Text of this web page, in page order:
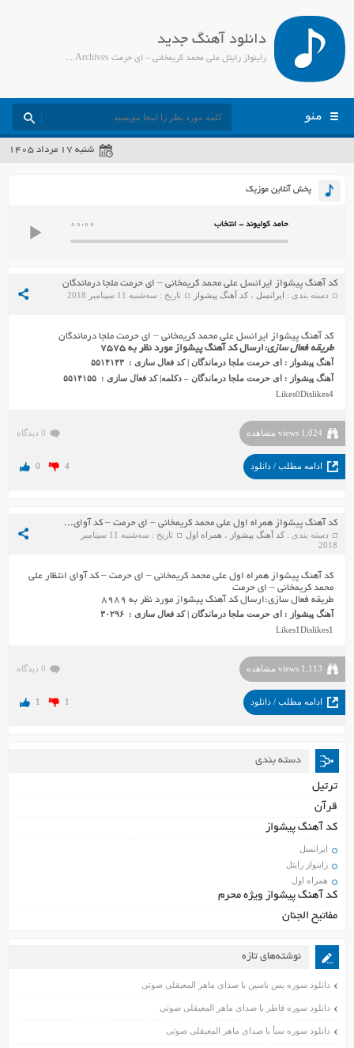
دانلود آهنگ جدید
راینواز رایتل علی محمد کریمخانی – ای حرمت Archives - جمیل مدیا
منو
شنبه ۱۷ مرداد ۱۴۰۵
پخش آنلاین موزیک
00:00 حامد کولیوند - انتخاب
کد آهنگ پیشواز ایرانسل علی محمد کریمخانی – ای حرمت ملجا درماندگان
دسته بندی : ایرانسل ،کد آهنگ پیشواز تاریخ : سه‌شنبه 11 سپتامبر 2018
کد آهنگ پیشواز ایرانسل علی محمد کریمخانی – ای حرمت ملجا درماندگان
طریقه فعال سازی:ارسال کد آهنگ پیشواز مورد نظر به ۷۵۷۵
آهنگ پیشواز : ای حرمت ملجا درماندگان | کد فعال سازی : ۵۵١۴١۴٣
آهنگ پیشواز : ای حرمت ملجا درماندگان – دکلمه|کد فعال سازی :۵۵١۴١۵۵
Likes0Dislikes4
1,024 views مشاهده 0 دیدگاه
ادامه مطلب / دانلود 0 4
کد آهنگ پیشواز همراه اول علی محمد کریمخانی – ای حرمت – کد آوای انتظار علی محمد کریمخانی – ای حرمت
دسته بندی :کد آهنگ پیشواز ، همراه اول
تاریخ : سه‌شنبه 11 سپتامبر
2018
کد آهنگ پیشواز همراه اول علی محمد کریمخانی – ای حرمت – کد آوای انتظار علی
محمد کریمخانی – ای حرمت
طریقه فعال سازی:ارسال کد آهنگ پیشواز مورد نظر به ۸۹۸۹
آهنگ پیشواز : ای حرمت ملجا درماندگان|کد فعال سازی :۳۰۲۹۶
Likes1Dislikes1
1,113 views مشاهده 0 دیدگاه
ادامه مطلب / دانلود 1 1
دسته بندی
ترتیل
قرآن
کد آهنگ پیشواز
ایرانسل
راینواز رایتل
همراه اول
کد آهنگ پیشواز ویژه محرم
مفاتیح الجنان
نوشته‌های تازه
دانلود سوره یس یاسین با صدای ماهر المعیقلی صوتی
دانلود سوره فاطر با صدای ماهر المعیقلی صوتی
دانلود سوره سبأ با صدای ماهر المعیقلی صوتی